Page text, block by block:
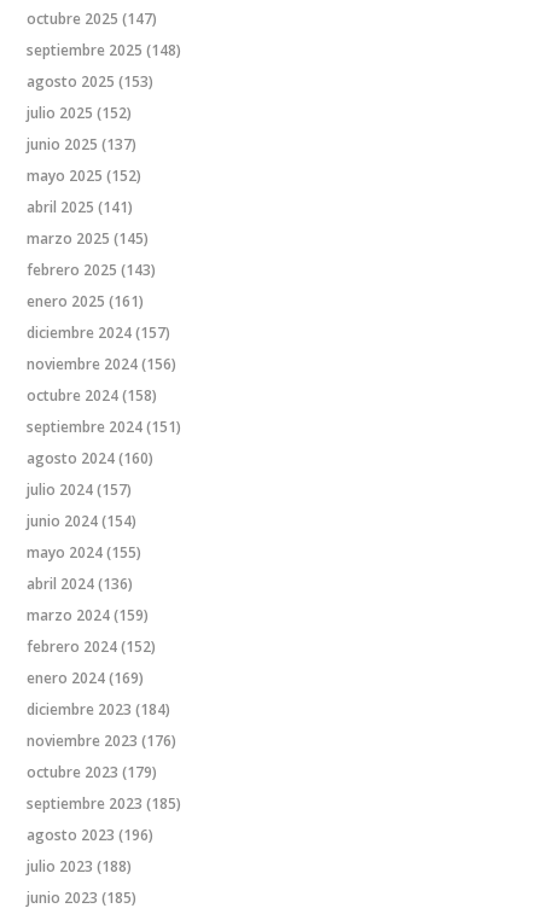
octubre 2025 (147)
septiembre 2025 (148)
agosto 2025 (153)
julio 2025 (152)
junio 2025 (137)
mayo 2025 (152)
abril 2025 (141)
marzo 2025 (145)
febrero 2025 (143)
enero 2025 (161)
diciembre 2024(157)
noviembre 2024(156)
octubre 2024(158)
septiembre 2024(151)
agosto 2024(160)
julio 2024(157)
junio 2024(154)
mayo 2024(155)
abril 2024(136)
marzo 2024(159)
febrero 2024(152)
enero 2024(169)
diciembre 2023 (184)
noviembre 2023 (176)
octubre 2023 (179)
septiembre 2023 (185)
agosto 2023 (196)
julio 2023 (188)
junio 2023 (185)